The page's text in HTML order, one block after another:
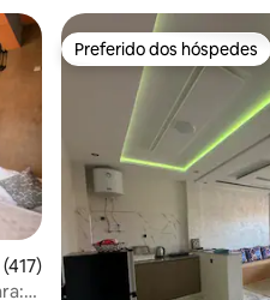
uma avaliação média de 5, 417
Preferido dos hóspedes
Preferido dos hóspedes